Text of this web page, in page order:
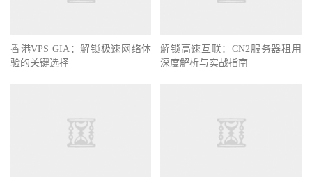
香港VPS GIA：解锁极速网络体
验的关键选择
解锁高速互联：CN2服务器租用
深度解析与实战指南